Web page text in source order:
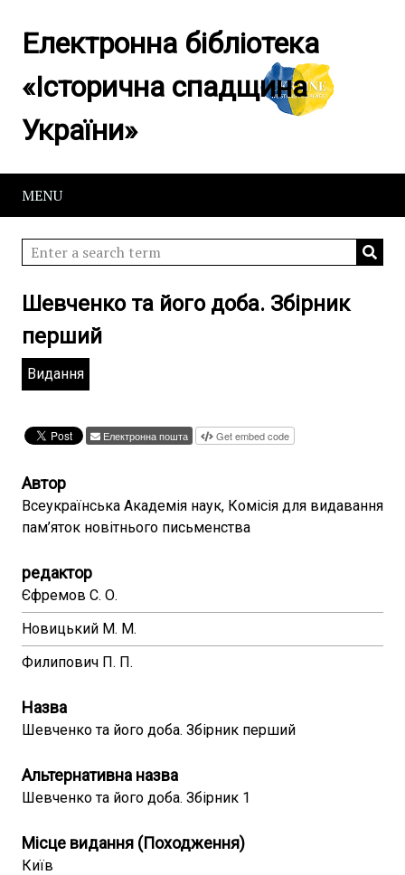
Електронна бібліотека
«Історична спадщина
України»
MENU
Шевченко та його доба. Збірник
перший
Видання
Електронна пошта Get embed code
Автор
Всеукраїнська Академія наук, Комісія для видавання
пам’яток новітнього письменства
редактор
Єфремов С. О.
Новицький М. М.
Филипович П. П.
Назва
Шевченко та його доба. Збірник перший
Альтернативна назва
Шевченко та його доба. Збірник 1
Місце видання (Походження)
Київ